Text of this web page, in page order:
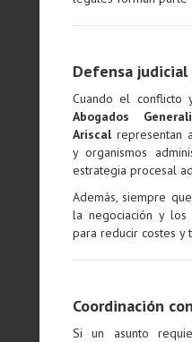
Defensa
Cuando el conflicto
Abogados
Ariscalrepresentan
y organismos
estrategia procesal
Además, siempre
la negociación y los
para reducir costes y
Coordinación
Si un asunto